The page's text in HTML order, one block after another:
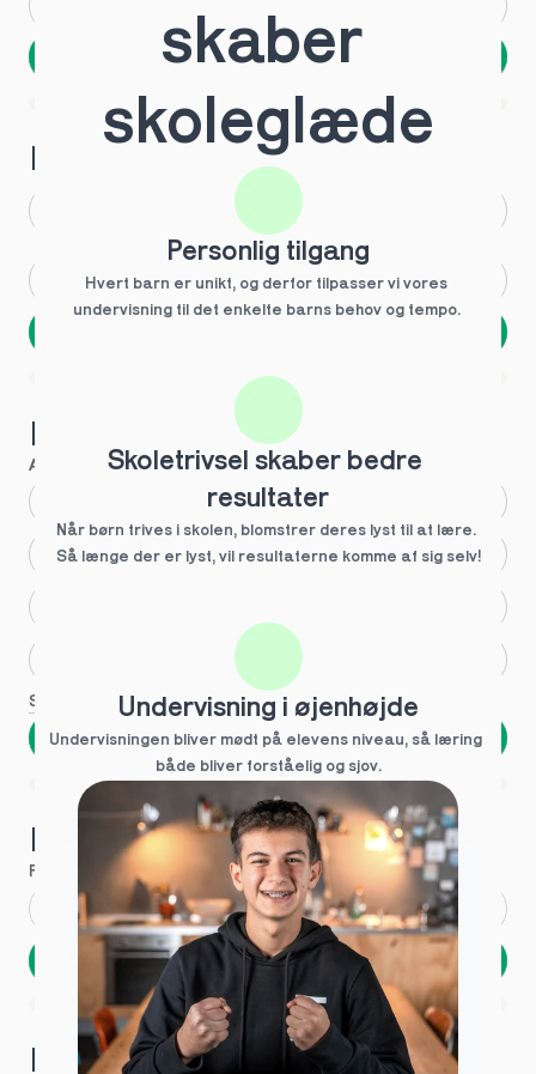
Næste
1 ud af 9 for at finde den rette tutor
Hvilken årgang?
2.g Andet
1 ud af 9 for at finde den rette tutor
Hvilke behov?
Anbefalet til dig
Større skoleglæde
Se flere
Næste
Spring over
1 ud af 9 for at finde den rette tutor
Hvad hedder du?
Fornavn Efternavn
Næste
Opbevares sikkert - oplysninger deles aldrig
1 ud af 9 for at finde den rette tutor
Hvordan kontakter vi dig?
skaber
skoleglæde
Personlig tilgang
Hvert barn er unikt, og derfor tilpasser vi vores
undervisning til det enkelte barns behov og tempo.
Skoletrivsel skaber bedre
resultater
Når børn trives i skolen, blomstrer deres lyst til at lære.
Så længe der er lyst, vil resultaterne komme af sig selv!
Undervisning i øjenhøjde
Undervisningen bliver mødt på elevens niveau, så læring
både bliver forståelig og sjov.